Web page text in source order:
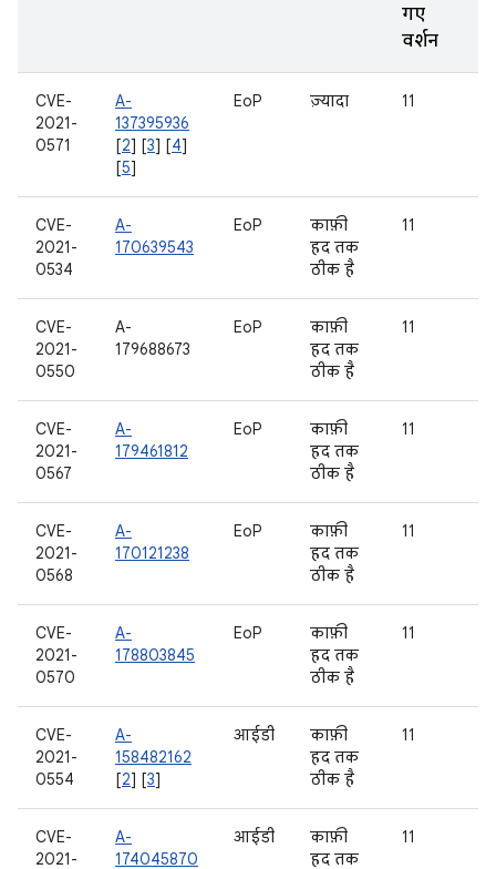
गए
वर्शन
CVE-
2021-
0571
A-
137395936
[2] [3] [4]
[5]
EoP ज़्यादा 11
CVE-
2021-
0534
A-
170639543
EoP
काफ़ी
हद तक
ठीक है
11
CVE-
2021-
0550
A-
179688673
EoP
काफ़ी
हद तक
ठीक है
11
CVE-
2021-
0567
A-
179461812
EoP
काफ़ी
हद तक
ठीक है
11
CVE-
2021-
0568
A-
170121238
EoP
काफ़ी
हद तक
ठीक है
11
CVE-
2021-
0570
A-
178803845
EoP
काफ़ी
हद तक
ठीक है
11
CVE-
2021-
0554
A-
158482162
[2] [3]
आईडी
काफ़ी
हद तक
ठीक है
11
CVE-
2021-
A-
174045870
आईडी
काफ़ी
हद तक
11